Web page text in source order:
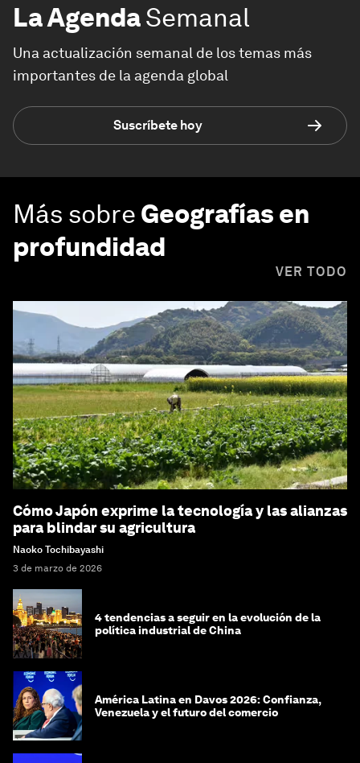
La AgendaSemanal
Una actualización semanal de los temas más
importantes de la agenda global
Suscríbete hoy
Más sobre Geografías en
profundidad
VER TODO
Cómo Japón exprime la tecnología y las alianzas
para blindar su agricultura
Naoko Tochibayashi
3 de marzo de 2026
4 tendencias a seguir en la evolución de la
política industrial de China
América Latina en Davos 2026: Confianza,
Venezuela y el futuro del comercio